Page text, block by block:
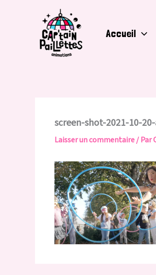
Accueil
screen-shot-2021-10-
Laisser un commentaire/ Par